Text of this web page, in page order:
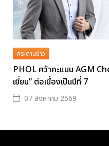
กระดานข่าว
PHOL คว้าคะแนน AGM
เยี่ยม” ต่อเนื่องเป็นปีที่ 7
07 สิงหาคม 2569